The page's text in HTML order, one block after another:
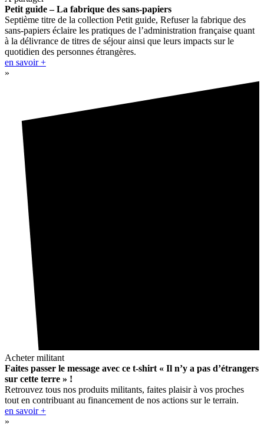
Petit guide – La fabrique des sans-papiers
Septième titre de la collection Petit guide, Refuser la fabrique des
sans-papiers éclaire les pratiques de l’administration française quant
à la délivrance de titres de séjour ainsi que leurs impacts sur le
quotidien des personnes étrangères.
en savoir +
»
Acheter militant
Faites passer le message avec ce t-shirt « Il n’y a pas d’étrangers
sur cette terre » !
Retrouvez tous nos produits militants, faites plaisir à vos proches
tout en contribuant au financement de nos actions sur le terrain.
en savoir +
»